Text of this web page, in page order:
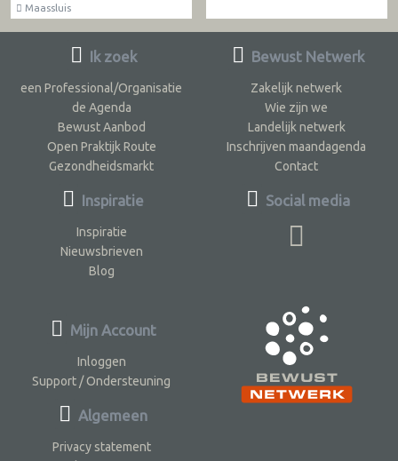
Maassluis
Ik zoek
een Professional/Organisatie
de Agenda
Bewust Aanbod
Open Praktijk Route
Gezondheidsmarkt
Inspiratie
Inspiratie
Nieuwsbrieven
Blog
Bewust Netwerk
Zakelijk netwerk
Wie zijn we
Landelijk netwerk
Inschrijven maandagenda
Contact
Social media
Mijn Account
Inloggen
Support / Ondersteuning
Algemeen
Privacy statement